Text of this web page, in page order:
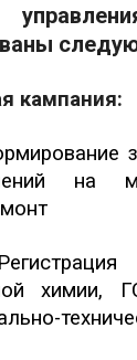
кампания:
на